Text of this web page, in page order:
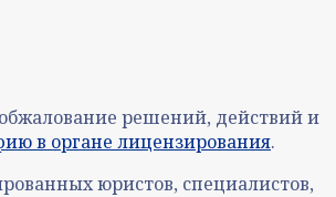
решений, действий и
в органе лицензирования.
юристов, специалистов,